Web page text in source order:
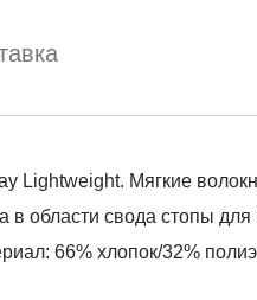
Мягкие
в области свода стопы
66% хлопок/32%